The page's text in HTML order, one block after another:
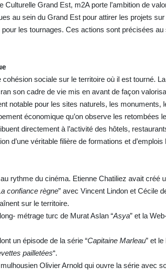
Culturelle Grand Est, m2A porte l’ambition de
au sein du Grand Est pour attirer les projets
les tournages. Ces actions sont précisées au
cohésion sociale sur le territoire où il est tourné.
son cadre de vie mis en avant de façon
notable pour les sites naturels, les monuments,
économique qu’on observe les retombées
directement à l’activité des hôtels,
d’une véritable filière de formations et
rythme du cinéma. Etienne Chatiliez avait créé
confiance règne” avec Vincent Lindon et Cécile
sur le territoire.
métrage turc de Murat Aslan “Asya” et la
un épisode de la série “Capitaine Marleau” et
pailletées“.
Olivier Arnold qui ouvre la série avec